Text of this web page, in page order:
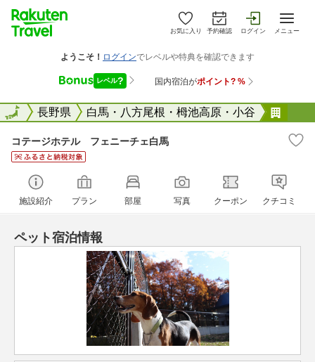
お気に入り 予約確認 ログイン メニュー
全国長野県 白馬・八方尾根・栂池高原・小谷
全国
コテージホテル フェニーチェ白馬
施設紹介 プラン 部屋 写真 クーポン クチコミ
ペット宿泊情報